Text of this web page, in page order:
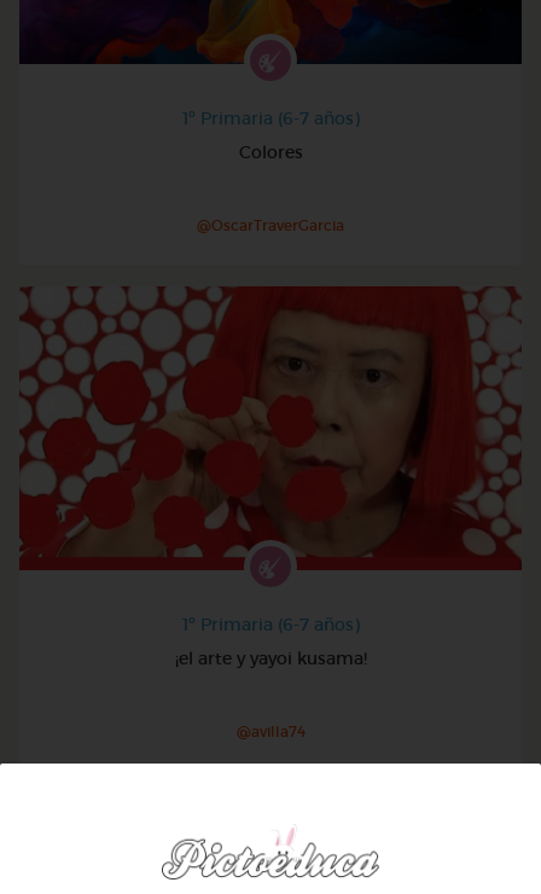
1º Primaria (6-7 años)
Colores
@OscarTraverGarcia
1º Primaria (6-7 años)
¡el arte y yayoi kusama!
@avilla74